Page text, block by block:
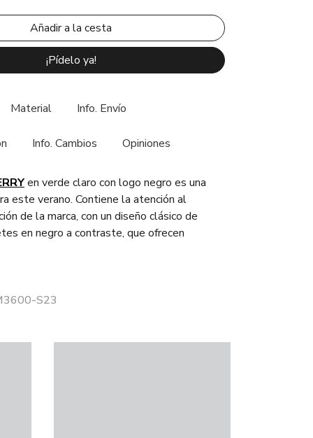
¡Pídelo ya!
Material Info. Envío
Info. Cambios Opiniones
en verde claro con logo negro es una
este verano. Contiene la atención al
de la marca, con un diseño clásico de
en negro a contraste, que ofrecen
S23